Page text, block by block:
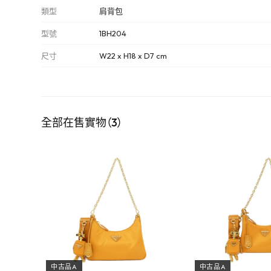
類型 肩背包
型號 1BH204
尺寸 W22 x H18 x D7 cm
全部在售實物（3）
中古品A 中古品A